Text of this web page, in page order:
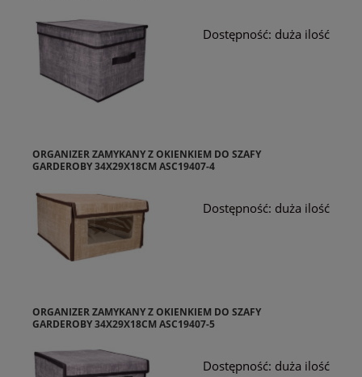
Dostępność: duża ilość
ORGANIZER ZAMYKANY Z OKIENKIEM DO SZAFY
GARDEROBY 34X29X18CM ASC19407-4
Dostępność: duża ilość
ORGANIZER ZAMYKANY Z OKIENKIEM DO SZAFY
GARDEROBY 34X29X18CM ASC19407-5
Dostępność: duża ilość